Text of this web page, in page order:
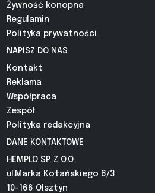
Żywność konopna
Regulamin
Polityka prywatności
NAPISZ DO NAS
Kontakt
Reklama
Współpraca
Zespół
Polityka redakcyjna
DANE KONTAKTOWE
HEMPLO SP. Z O.O.
ul.Marka Kotańskiego 8/3
10-166 Olsztyn